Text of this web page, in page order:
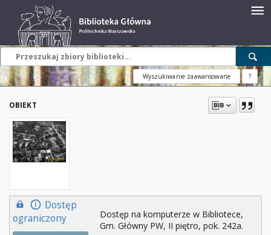
Wyszukiwanie zaawansowane ?
OBIEKT
Dostęp
ograniczony
Dostęp na komputerze w Bibliotece,
Gm. Główny PW, II piętro, pok. 242a.